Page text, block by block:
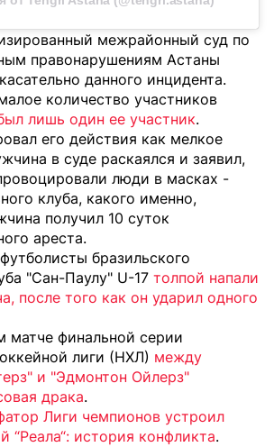
межрайонный суд по
правонарушениям Астаны
данного инцидента.
количество участников
лишь один ее участник.
его действия как мелкое
в суде раскаялся и заявил,
люди в масках -
клуба, какого именно,
получил 10 суток
ареста.
бразильского
"Сан-Паулу" U-17 толпой напали
после того как он ударил одного
матче финальной серии
лиги (НХЛ) между
и "Эдмонтон Ойлерз"
драка.
Лиги чемпионов устроил
“Реала“: история конфликта.